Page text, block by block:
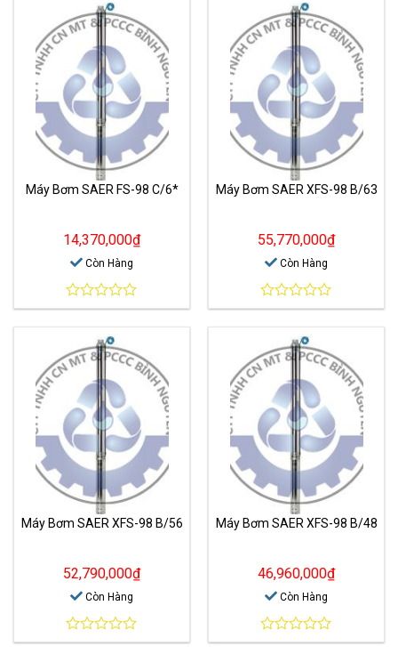
5
5
Máy Bơm SAER FS-98 C/6*
14,370,000₫
Còn Hàng
0
out
5
Máy Bơm SAER XFS-98 B/63
55,770,000₫
Còn Hàng
0
out
5
Máy Bơm SAER XFS-98 B/56
52,790,000₫
Còn Hàng
0
Máy Bơm SAER XFS-98 B/48
46,960,000₫
Còn Hàng
0